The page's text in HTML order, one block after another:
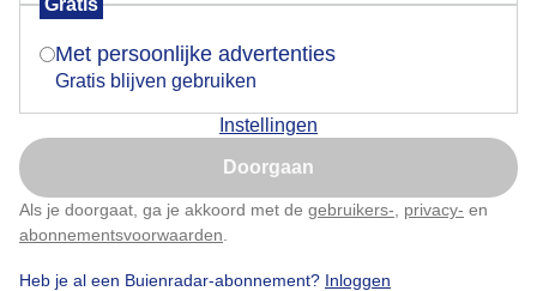
Gratis
Met persoonlijke advertenties
Gratis blijven gebruiken
Instellingen
Doorgaan
Als je doorgaat, ga je akkoord met de gebruikers- privacy- en
abonnementsvoorwaarden
Heb je al een Buienradar-abonnement? Inloggen
Goedenavond
Is goed, toon de popup
Nu niet, misschien later
Klik hierom dit aan te passen